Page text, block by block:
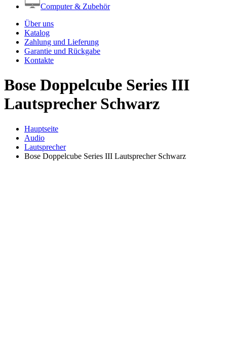
Computer & Zubehör
Über uns
Katalog
Zahlung und Lieferung
Garantie und Rückgabe
Kontakte
Bose Doppelcube Series III
Lautsprecher Schwarz
Hauptseite
Audio
Lautsprecher
Bose Doppelcube Series III Lautsprecher Schwarz